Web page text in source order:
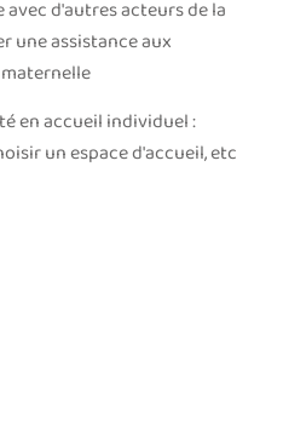
d'autres acteurs de la
une assistance aux
en accueil individuel :
un espace d'accueil, etc